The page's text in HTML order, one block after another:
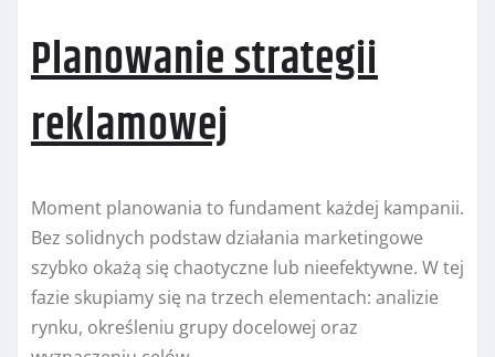
Planowanie strategii
reklamowej
Moment planowania to fundament każdej kampanii.
Bez solidnych podstaw działania marketingowe
szybko okażą się chaotyczne lub nieefektywne. W tej
fazie skupiamy się na trzech elementach: analizie
rynku, określeniu grupy docelowej oraz